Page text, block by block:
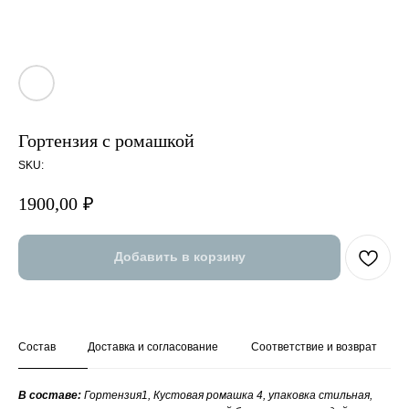
Гортензия с ромашкой
SKU:
1900,00 ₽
Добавить в корзину
Состав Доставка и согласование Соответствие и возврат
В составе: Гортензия1, Кустовая ромашка 4, упаковка стильная,